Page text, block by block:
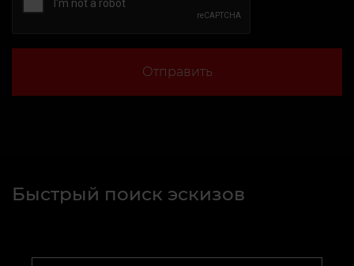
Отправить
Быстрый поиск эскизов